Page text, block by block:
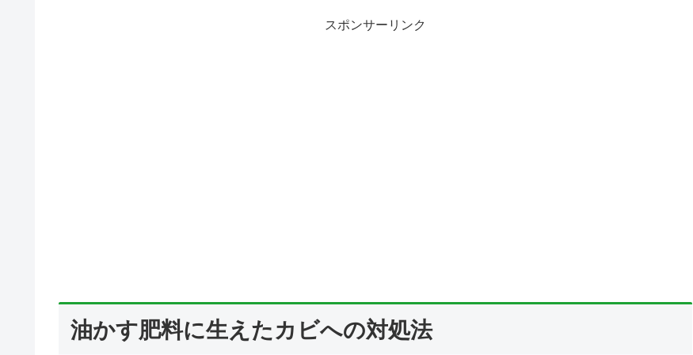
スポンサーリンク
油かす肥料に生えたカビへの対処法